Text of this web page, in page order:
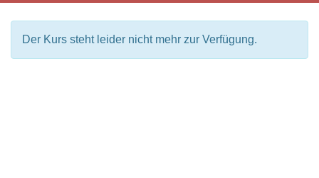
Der Kurs steht leider nicht mehr zur Verfügung.